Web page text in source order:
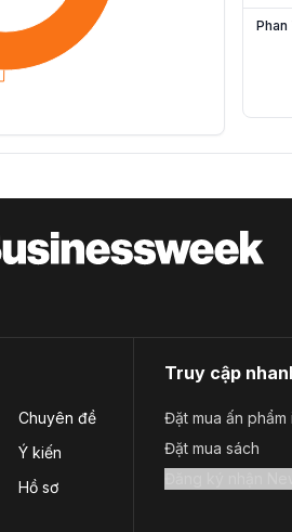
Phan
Chuyên đề
Ý kiến
Hồ sơ
Truy cập
Đặt mua ấn phẩm
Đặt mua sách